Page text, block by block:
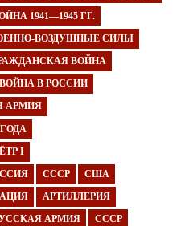
1941—1945 ГГ.
ВОЗДУШНЫЕ СИЛЫ
ВОЙНА
В РОССИИ
АРМИЯ
I
СССР США
АРТИЛЛЕРИЯ
АРМИЯ СССР